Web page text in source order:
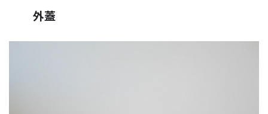
外蓋